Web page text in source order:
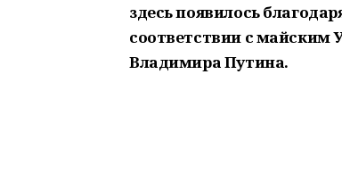
здесь появилось
соответствии с майским
Владимира Путина.